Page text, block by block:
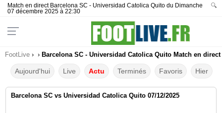
Match en direct Barcelona SC - Universidad Catolica Quito du Dimanche
07 décembre 2025 à 22:30
🔍
FootLive › › Barcelona SC - Universidad Catolica Quito Match en direct
Aujourd'hui Live Actu Terminés Favoris Hier
Barcelona SC vs Universidad Catolica Quito 07/12/2025